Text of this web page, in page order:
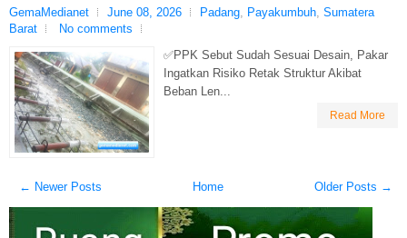
GemaMedianet June 08, 2026 Padang Payakumbuh Sumatera
Barat
No comments
✅PPK Sebut Sudah Sesuai Desain, Pakar
Ingatkan Risiko Retak Struktur Akibat
Beban Len...
Read More
← Newer Posts Older Posts →
Home